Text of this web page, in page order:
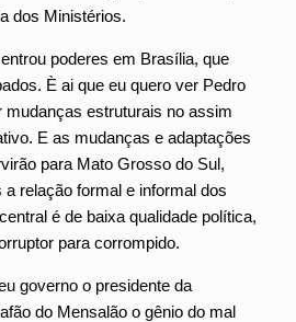
dos Ministérios.
poderes em Brasília, que
È ai que eu quero ver Pedro
mudanças estruturais no assim
E as mudanças e adaptações
para Mato Grosso do Sul,
relação formal e informal dos
é de baixa qualidade política,
para corrompido.
governo o presidente da
do Mensalão o gênio do mal